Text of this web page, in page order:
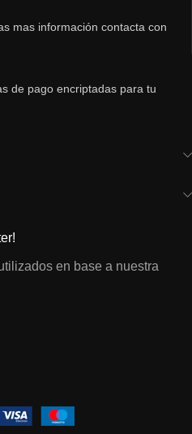
mas información contacta con
de pago encriptadas para tu
en base a nuestra